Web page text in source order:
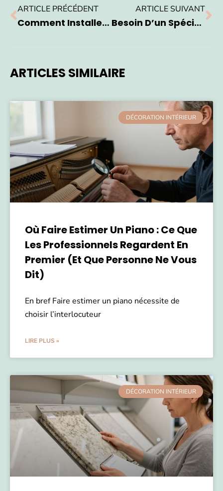
ARTICLE PRÉCÉDENT
Comment Installer Une Antenne Extérieure Pour Votre TV ?
ARTICLE SUIVANT
Besoin D’un Spécialiste Pour Votre Chauffage Électrique ?
ARTICLES SIMILAIRE
DÉCORATION INTÉRIEUR
Où Faire Estimer Un Piano : Ce Que
Les Professionnels Regardent En
Premier (et Que Personne Ne Vous
Dit)
En bref Faire estimer un piano nécessite de
choisir l’interlocuteur
LIRE PLUS »
DÉCORATION INTÉRIEUR